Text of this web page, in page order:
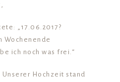
„17.06.2017?
Wochenende
ich noch was frei.“
Hochzeit stand